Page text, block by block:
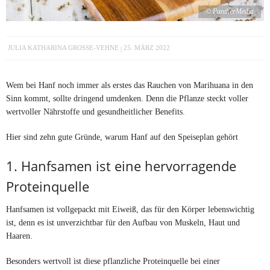
© PantherMedia
JULIA KATHARINA GROSSE-VEHNE 25. MÄRZ 2022
Wem bei Hanf noch immer als erstes das Rauchen von Marihuana in den
Sinn kommt, sollte dringend umdenken. Denn die Pflanze steckt voller
wertvoller Nährstoffe und gesundheitlicher Benefits.
Hier sind zehn gute Gründe, warum Hanf auf den Speiseplan gehört
1. Hanfsamen ist eine hervorragende
Proteinquelle
Hanfsamen ist vollgepackt mit Eiweiß, das für den Körper lebenswichtig
ist, denn es ist unverzichtbar für den Aufbau von Muskeln, Haut und
Haaren.
Besonders wertvoll ist diese pflanzliche Proteinquelle bei einer